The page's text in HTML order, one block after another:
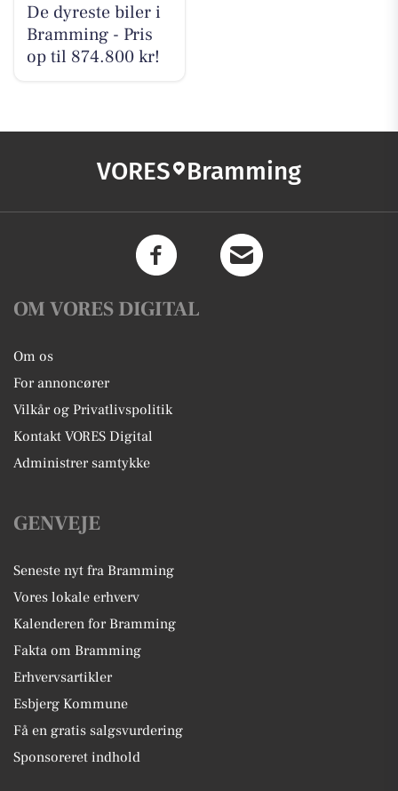
De dyreste biler i
Bramming - Pris
op til 874.800 kr!
VORES Bramming
OM VORES DIGITAL
Om os
For annoncører
Vilkår og Privatlivspolitik
Kontakt VORES Digital
Administrer samtykke
GENVEJE
Seneste nyt fra Bramming
Vores lokale erhverv
Kalenderen for Bramming
Fakta om Bramming
Erhvervsartikler
Esbjerg Kommune
Få en gratis salgsvurdering
Sponsoreret indhold